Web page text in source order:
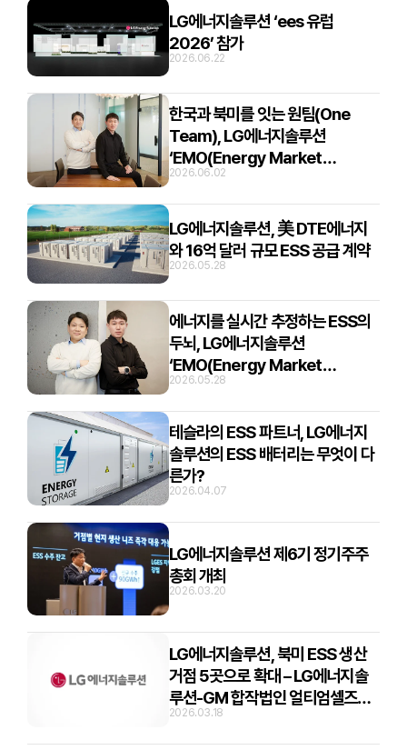
LG에너지솔루션 ‘ees 유럽
2026’ 참가
2026.06.22
한국과 북미를 잇는 원팀(One
Team), LG에너지솔루션
‘EMO(Energy Market
Optimizer)’의 개발 스토리
2026.06.02
LG에너지솔루션, 美 DTE에너지
와 16억 달러 규모 ESS 공급 계약
2026.05.28
에너지를 실시간 추정하는 ESS의
두뇌, LG에너지솔루션
‘EMO(Energy Market
Optimizer)’의 기술 스토리
2026.05.28
테슬라의 ESS 파트너, LG에너지
솔루션의 ESS 배터리는 무엇이 다
른가?
2026.04.07
LG에너지솔루션 제6기 정기주주
총회 개최
2026.03.20
LG에너지솔루션, 북미 ESS 생산
거점 5곳으로 확대 – LG에너지솔
루션-GM 합작법인 얼티엄셀즈
ESS 배터리 생산-
2026.03.18